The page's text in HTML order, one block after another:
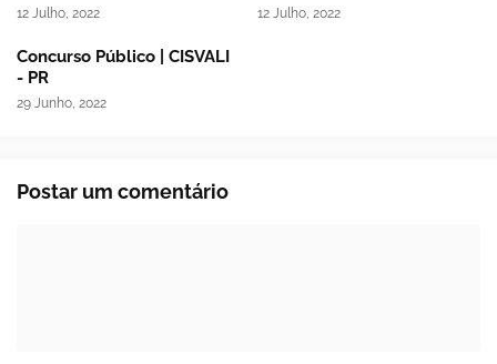
12 Julho, 2022 12 Julho, 2022
Concurso Público | CISVALI
- PR
29 Junho, 2022
Postar um comentário